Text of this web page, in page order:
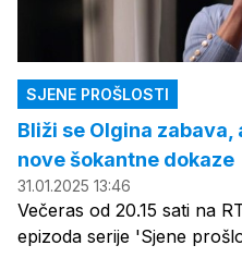
SJENE PROŠLOSTI
Bliži se Olgina
nove šokantne dokaze
31.01.2025 13:46
Večeras od 20.15 sati na
epizoda serije 'Sjene